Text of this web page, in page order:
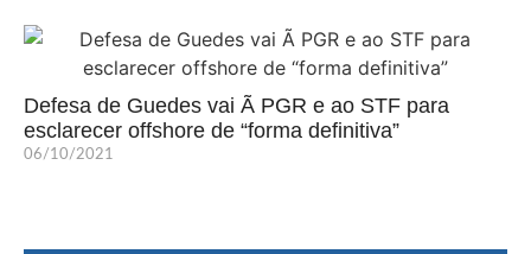
Defesa de Guedes vai Ã PGR e ao STF para
esclarecer offshore de “forma definitiva”
06/10/2021